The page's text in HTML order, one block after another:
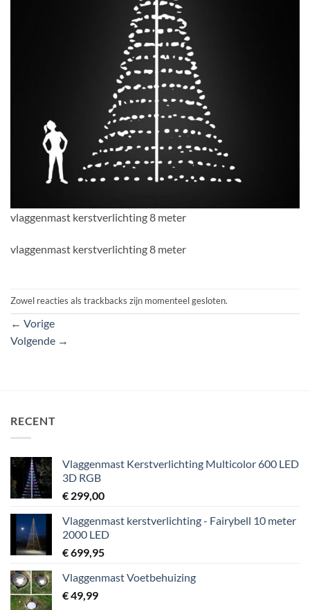
vlaggenmast kerstverlichting 8 meter
vlaggenmast kerstverlichting 8 meter
Zowel reacties als trackbacks zijn momenteel gesloten.
← Vorige
Volgende →
RECENT
Vlaggenmast Kerstverlichting Multicolor 600 LED
3D RGB
€ 299,00
Vlaggenmast kerstverlichting - Fairybell 10 meter
2000 LED
€699,95
Vlaggenmast Voetbehuizing
€49,99